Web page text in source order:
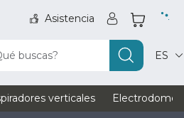
Asistencia
buscas? ES
verticales